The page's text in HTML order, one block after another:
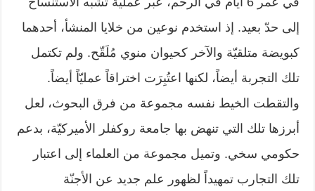
إلى حدّ بعيد. إذ استخدم نوعين من خلايا المنشأ، أحدهما
كبويضة متلقيّة والآخر كحيوان منوي مُلَقّح. ولم تكتمل
تلك التجربة أيضاً، لكنها اعتُبِرَت اختراقاً عمليّاً أيضاً.
والتقطت الخيط نفسه مجموعة من فرق البحوث، لعل
أبرزها تلك التي تنهض بها جامعة روكفلر الأميركيّة، بدعم
حكومي سخي. وتميل مجموعة من العلماء إلى اعتبار
تلك التجارب تمهيداً لظهور علم جديد عن الأجنّة